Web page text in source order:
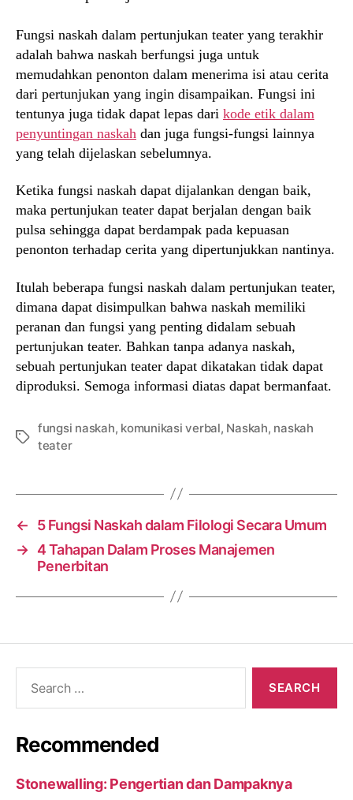
Fungsi naskah dalam pertunjukan teater yang terakhir
adalah bahwa naskah berfungsi juga untuk
memudahkan penonton dalam menerima isi atau cerita
dari pertunjukan yang ingin disampaikan. Fungsi ini
tentunya juga tidak dapat lepas dari kode etik dalam
penyuntingan naskah dan juga fungsi-fungsi lainnya
yang telah dijelaskan sebelumnya.
Ketika fungsi naskah dapat dijalankan dengan baik,
maka pertunjukan teater dapat berjalan dengan baik
pulsa sehingga dapat berdampak pada kepuasan
penonton terhadap cerita yang dipertunjukkan nantinya.
Itulah beberapa fungsi naskah dalam pertunjukan teater,
dimana dapat disimpulkan bahwa naskah memiliki
peranan dan fungsi yang penting didalam sebuah
pertunjukan teater. Bahkan tanpa adanya naskah,
sebuah pertunjukan teater dapat dikatakan tidak dapat
diproduksi. Semoga informasi diatas dapat bermanfaat.
Tags
fungsi naskah, komunikasi verbal, Naskah, naskah
teater
←
5 Fungsi Naskah dalam Filologi Secara Umum
→ 4 Tahapan Dalam Proses Manajemen
Penerbitan
Recommended
Stonewalling: Pengertian dan Dampaknya